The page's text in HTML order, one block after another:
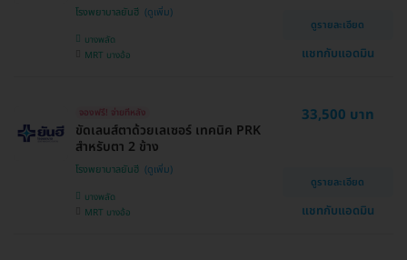
โรงพยาบาลยันฮี
บางพลัด
MRT บางอ้อ
ดูรายละเอียด
แชทกับแอดมิน
จองฟรี! จ่ายทีหลัง
ขัดเลนส์ตาด้วยเลเซอร์ เทคนิค PRK
สำหรับตา 2 ข้าง
โรงพยาบาลยันฮี
บางพลัด
MRT บางอ้อ
33,500 บาท
ดูรายละเอียด
แชทกับแอดมิน